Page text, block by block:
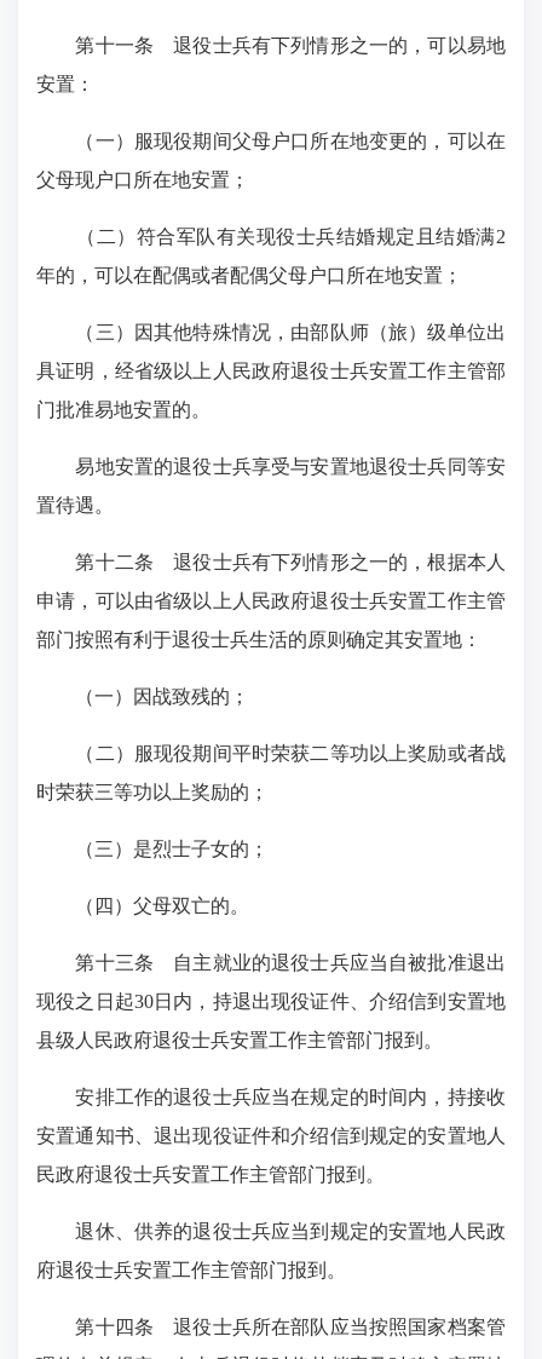
第十一条 退役士兵有下列情形之一的，可以易地
安置：
（一）服现役期间父母户口所在地变更的，可以在
父母现户口所在地安置；
（二）符合军队有关现役士兵结婚规定且结婚满2
年的，可以在配偶或者配偶父母户口所在地安置；
（三）因其他特殊情况，由部队师（旅）级单位出
具证明，经省级以上人民政府退役士兵安置工作主管部
门批准易地安置的。
易地安置的退役士兵享受与安置地退役士兵同等安
置待遇。
第十二条 退役士兵有下列情形之一的，根据本人
申请，可以由省级以上人民政府退役士兵安置工作主管
部门按照有利于退役士兵生活的原则确定其安置地：
（一）因战致残的；
（二）服现役期间平时荣获二等功以上奖励或者战
时荣获三等功以上奖励的；
（三）是烈士子女的；
（四）父母双亡的。
第十三条 自主就业的退役士兵应当自被批准退出
现役之日起30日内，持退出现役证件、介绍信到安置地
县级人民政府退役士兵安置工作主管部门报到。
安排工作的退役士兵应当在规定的时间内，持接收
安置通知书、退出现役证件和介绍信到规定的安置地人
民政府退役士兵安置工作主管部门报到。
退休、供养的退役士兵应当到规定的安置地人民政
府退役士兵安置工作主管部门报到。
第十四条 退役士兵所在部队应当按照国家档案管